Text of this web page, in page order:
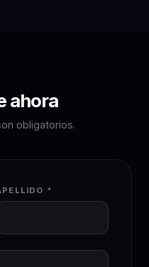
ahora
obligatorios.
*